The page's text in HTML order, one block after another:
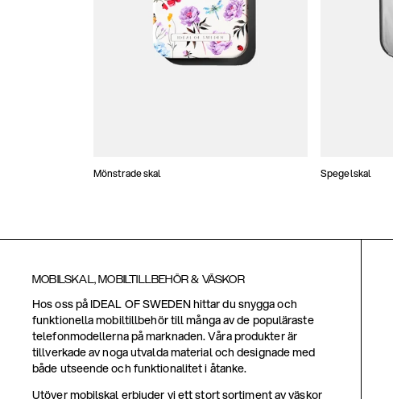
Mönstrade skal Spegelskal
MOBILSKAL, MOBILTILLBEHÖR & VÄSKOR
Hos oss på IDEAL OF SWEDEN hittar du snygga och
funktionella mobiltillbehör till många av de populäraste
telefonmodellerna på marknaden. Våra produkter är
tillverkade av noga utvalda material och designade med
både utseende och funktionalitet i åtanke.
Utöver mobilskal erbjuder vi ett stort sortiment av väskor